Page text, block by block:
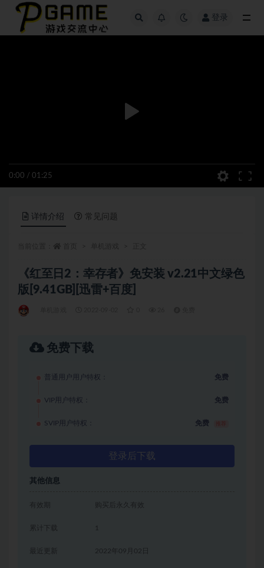
登录
0:00 / 01:25
详情介绍 常见问题
《红至日2：幸存者》免安装 v2.21中文绿色
版[9.41GB][迅雷+百度]
免费下载
普通用户用户特权： 免费
VIP用户特权： 免费
SVIP用户特权： 免费
登录后下载
其他信息
有效期 购买后永久有效
累计下载 1
2022年09月02日
全部